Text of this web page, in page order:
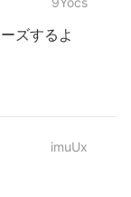
ズするよ
imuUx